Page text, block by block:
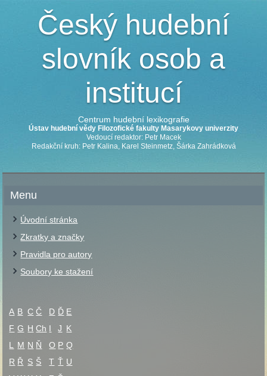
Český hudební
slovník osob a
institucí
Centrum hudební lexikografie
Ústav hudební vědy Filozofické fakulty Masarykovy univerzity
Vedoucí redaktor: Petr Macek
Redakční kruh: Petr Kalina, Karel Steinmetz, Šárka Zahrádková
Menu
Úvodní stránka
Zkratky a značky
Pravidla pro autory
Soubory ke stažení
A B C Č D Ď E
F G H Ch I J K
L
M N Ň O P Q
R Ř S Š T Ť U